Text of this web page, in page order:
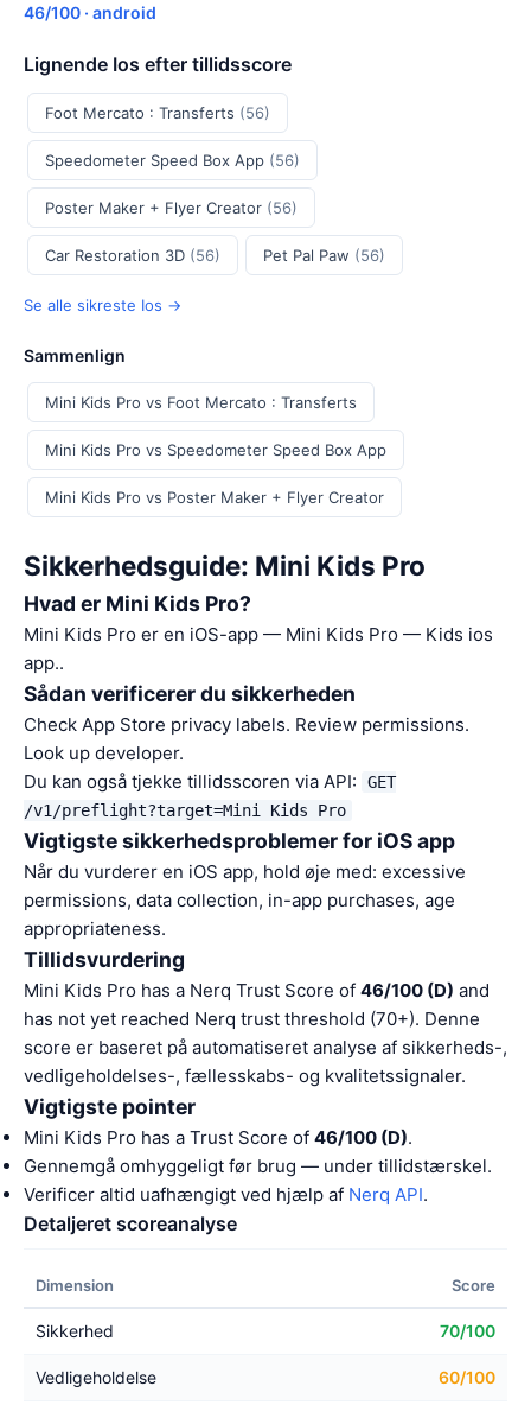
46/100 · android
Lignende Ios efter tillidsscore
Foot Mercato : Transferts (56)
Speedometer Speed Box App (56)
Poster Maker + Flyer Creator (56)
Car Restoration 3D (56) Pet Pal Paw (56)
Se alle sikreste Ios →
Sammenlign
Mini Kids Pro vs Foot Mercato : Transferts
Mini Kids Pro vs Speedometer Speed Box App
Mini Kids Pro vs Poster Maker + Flyer Creator
Sikkerhedsguide: Mini Kids Pro
Hvad er Mini Kids Pro?
Mini Kids Pro er en iOS-app — Mini Kids Pro — Kids ios
app..
Sådan verificerer du sikkerheden
Check App Store privacy labels. Review permissions.
Look up developer.
Du kan også tjekke tillidsscoren via API:
GET
/v1/preflight?target=Mini Kids Pro
Vigtigste sikkerhedsproblemer for iOS app
Når du vurderer en iOS app, hold øje med: excessive
permissions, data collection, in-app purchases, age
appropriateness.
Tillidsvurdering
Mini Kids Pro has a Nerq Trust Score of 46/100 (D) and
has not yet reached Nerq trust threshold (70+). Denne
score er baseret på automatiseret analyse af sikkerheds-,
vedligeholdelses-, fællesskabs- og kvalitetssignaler.
Vigtigste pointer
Mini Kids Pro has a Trust Score of 46/100 (D).
Gennemgå omhyggeligt før brug — under tillidstærskel.
Verificer altid uafhængigt ved hjælp af Nerq API.
Detaljeret scoreanalyse
Dimension Score
Sikkerhed 70/100
Vedligeholdelse 60/100